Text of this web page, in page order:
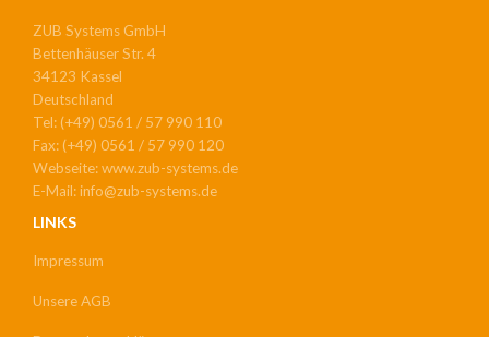
ZUB Systems GmbH
Bettenhäuser Str. 4
34123 Kassel
Deutschland
Tel: (+49) 0561 / 57 990 110
Fax: (+49) 0561 / 57 990 120
Webseite: www.zub-systems.de
E-Mail: info@zub-systems.de
LINKS
Impressum
Unsere AGB